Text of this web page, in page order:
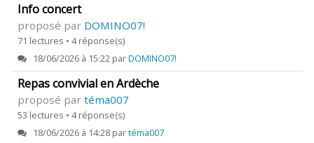
Info concert
proposé par DOMINO07!
71 lectures • 4 réponse(s)
18/06/2026 à 15:22 parDOMINO07!
Repas convivial en Ardèche
proposé par téma007
53 lectures • 4 réponse(s)
18/06/2026 à 14:28 partéma007